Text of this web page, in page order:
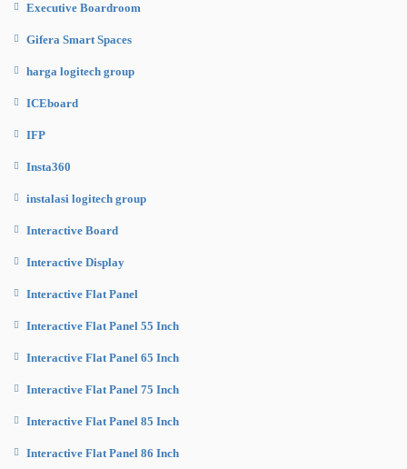
Executive Boardroom
Gifera Smart Spaces
harga logitech group
ICEboard
IFP
Insta360
instalasi logitech group
Interactive Board
Interactive Display
Interactive Flat Panel
Interactive Flat Panel 55 Inch
Interactive Flat Panel 65 Inch
Interactive Flat Panel 75 Inch
Interactive Flat Panel 85 Inch
Interactive Flat Panel 86 Inch